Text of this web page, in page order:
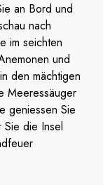
an Bord und
nach
im seichten
und
den mächtigen
Meeressäuger
geniessen Sie
Sie die Insel